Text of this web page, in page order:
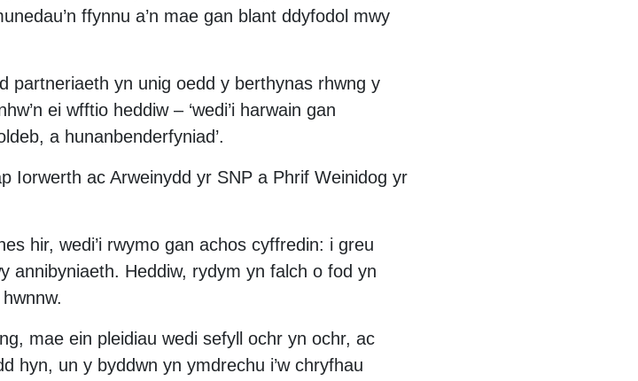
ffynnu a’n mae gan blant ddyfodol mwy
partneriaeth yn unig oedd y berthynas rhwng y
ei wfftio heddiw – ‘wedi’i harwain gan
a hunanbenderfyniad’.
Iorwerth ac Arweinydd yr SNP a Phrif Weinidog yr
hir, wedi’i rwymo gan achos cyffredin: i greu
annibyniaeth. Heddiw, rydym yn falch o fod yn
mae ein pleidiau wedi sefyll ochr yn ochr, ac
hyn, un y byddwn yn ymdrechu i’w chryfhau